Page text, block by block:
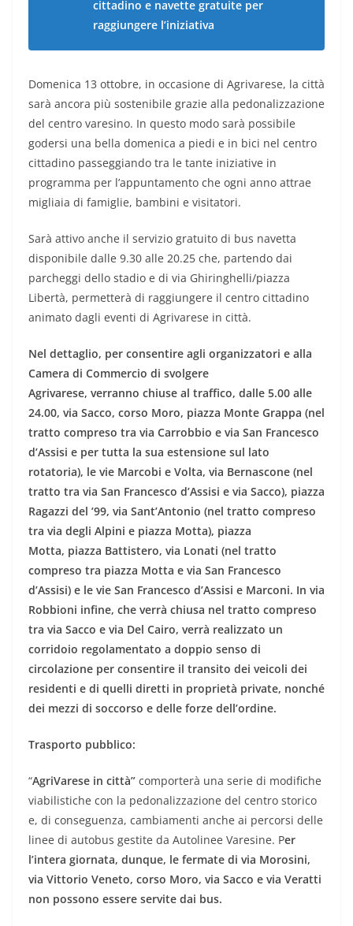
cittadino e navette gratuite per
raggiungere l’iniziativa
Domenica 13 ottobre, in occasione di Agrivarese, la città
sarà ancora più sostenibile grazie alla pedonalizzazione
del centro varesino. In questo modo sarà possibile
godersi una bella domenica a piedi e in bici nel centro
cittadino passeggiando tra le tante iniziative in
programma per l’appuntamento che ogni anno attrae
migliaia di famiglie, bambini e visitatori.
Sarà attivo anche il servizio gratuito di bus navetta
disponibile dalle 9.30 alle 20.25 che, partendo dai
parcheggi dello stadio e di via Ghiringhelli/piazza
Libertà, permetterà di raggiungere il centro cittadino
animato dagli eventi di Agrivarese in città.
Nel dettaglio, per consentire agli organizzatori e alla
Camera di Commercio di svolgere
Agrivarese, verranno chiuse al traffico, dalle 5.00 alle
24.00, via Sacco, corso Moro, piazza Monte Grappa (nel
tratto compreso tra via Carrobbio e via San Francesco
d’Assisi e per tutta la sua estensione sul lato
rotatoria), le vie Marcobi e Volta, via Bernascone (nel
tratto tra via San Francesco d’Assisi e via Sacco), piazza
Ragazzi del ’99, via Sant’Antonio (nel tratto compreso
tra via degli Alpini e piazza Motta), piazza
Motta, piazza Battistero, via Lonati (nel tratto
compreso tra piazza Motta e via San Francesco
d’Assisi) e le vie San Francesco d’Assisi e Marconi. In via
Robbioni infine, che verrà chiusa nel tratto compreso
tra via Sacco e via Del Cairo, verrà realizzato un
corridoio regolamentato a doppio senso di
circolazione per consentire il transito dei veicoli dei
residenti e di quelli diretti in proprietà private, nonché
dei mezzi di soccorso e delle forze dell’ordine.
Trasporto pubblico:
“AgriVarese in città” comporterà una serie di modifiche
viabilistiche con la pedonalizzazione del centro storico
e, di conseguenza, cambiamenti anche ai percorsi delle
linee di autobus gestite da Autolinee Varesine. Per
l’intera giornata, dunque, le fermate di via Morosini,
via Vittorio Veneto, corso Moro, via Sacco e via Veratti
non possono essere servite dai bus.